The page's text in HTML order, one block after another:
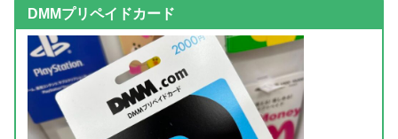
DMMプリペイドカード